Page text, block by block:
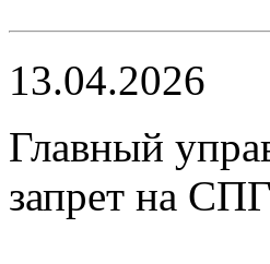
13.04.2026
Главный
запрет на